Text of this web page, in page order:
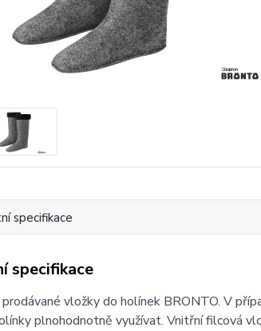
specifikace
specifikace
vložky do holínek BRONTO. V
plnohodnotně využívat. Vnitřní filcová